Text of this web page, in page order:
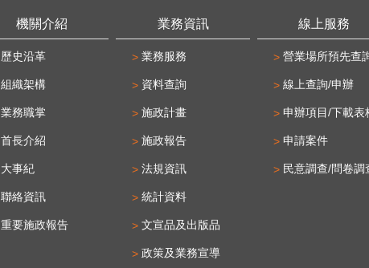
機關介紹
歷史沿革
組織架構
業務職掌
首長介紹
大事紀
聯絡資訊
重要施政報告
業務資訊
業務服務
資料查詢
施政計畫
施政報告
法規資訊
統計資料
文宣品及出版品
政策及業務宣導
線上服務
營業場所預先查
線上查詢/申辦
申辦項目/下載表
申請案件
民意調查/問卷調